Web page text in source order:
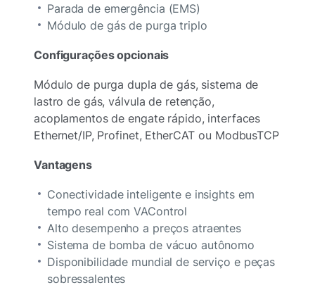
Parada de emergência (EMS)
Módulo de gás de purga triplo
Configurações opcionais
Módulo de purga dupla de gás, sistema de
lastro de gás, válvula de retenção,
acoplamentos de engate rápido, interfaces
Ethernet/IP, Profinet, EtherCAT ou ModbusTCP
Vantagens
Conectividade inteligente e insights em
tempo real com VAControl
Alto desempenho a preços atraentes
Sistema de bomba de vácuo autônomo
Disponibilidade mundial de serviço e peças
sobressalentes